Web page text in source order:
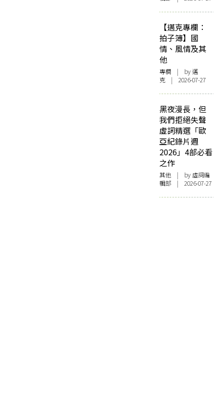
【邁克專欄：
拍子簿】國
情、風情及其
他
專欄 | by邁
克 | 2026-07-27
黑夜漫長，但
我們拒絕失聲
虛詞精選「歐
亞紀錄片週
2026」4部必看
之作
其他 | by 虛詞編
輯部 | 2026-07-27